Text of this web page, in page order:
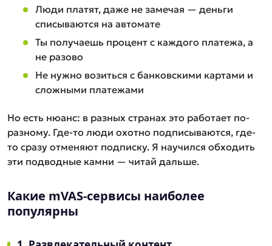
Люди платят, даже не замечая — деньги
списываются на автомате
Ты получаешь процент с каждого платежа, а
не разово
Не нужно возиться с банковскими картами и
сложными платежами
Но есть нюанс: в разных странах это работает по-
разному. Где-то люди охотно подписываются, где-
то сразу отменяют подписку. Я научился обходить
эти подводные камни — читай дальше.
Какие mVAS-сервисы наиболее
популярны